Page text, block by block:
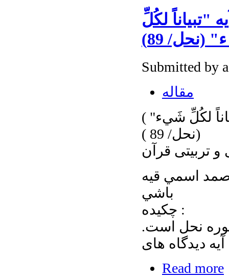
"تبياناً لكُلِّ
(نحل/ 89)
Submitted by
مقاله
( نقد و بررسي ديدگاه مفسران در تفسير آيه "تبياناً لكُلِّ شَيء"
(نحل/ 89 )
و تربیتی قرآن
اسمي قيه
باشي
چكيده :
چالش بر انگیز قرآن آیه 89 سوره نحل است.
دیدگاه های
Read more